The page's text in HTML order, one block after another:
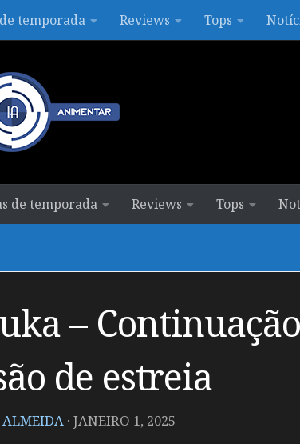
temporada Reviews Tops
de temporada Reviews Tops
–
de estreia
ALMEIDA · JANEIRO 1, 2025